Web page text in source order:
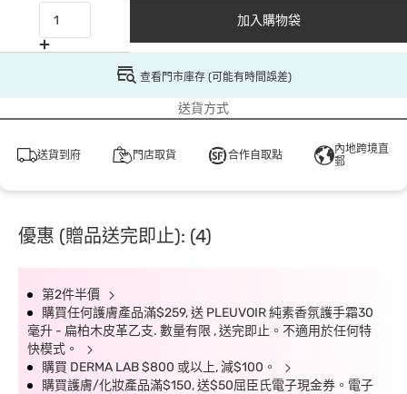
加入購物袋
查看門市庫存 (可能有時間誤差)
送貨方式
送貨到府 門店取貨 合作自取點
內地跨境直
郵
優惠 (贈品送完即止): (4)
第2件半價
購買任何護膚產品滿$259, 送 PLEUVOIR 純素香氛護手霜30
毫升 - 扁柏木皮革乙支. 數量有限 , 送完即止。不適用於任何特
快模式。
購買 DERMA LAB $800 或以上, 減$100。
購買護膚/化妝產品滿$150, 送$50屈臣氏電子現金券。電子